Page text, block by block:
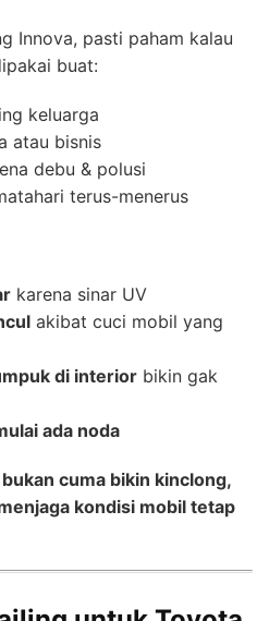
Innova, pasti paham kalau
buat:
keluarga
atau bisnis
debu & polusi
terus-menerus
karena sinar UV
akibat cuci mobil yang
di interior bikin gak
ada noda
cuma bikin kinclong,
kondisi mobil tetap